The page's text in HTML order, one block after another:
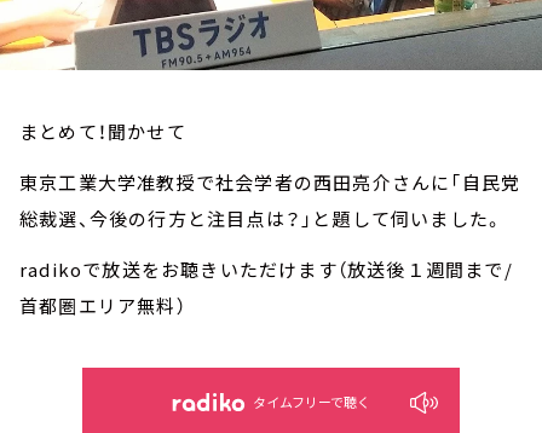
まとめて！聞かせて
東京工業大学准教授で社会学者の西田亮介さんに「自民党
総裁選、今後の行方と注目点は？」と題して伺いました。
radikoで放送をお聴きいただけます（放送後１週間まで/
首都圏エリア無料）
タイムフリーで聴く